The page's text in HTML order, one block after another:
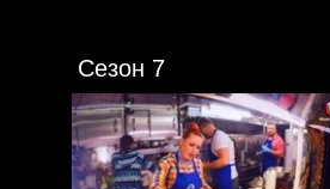
Сезон 7